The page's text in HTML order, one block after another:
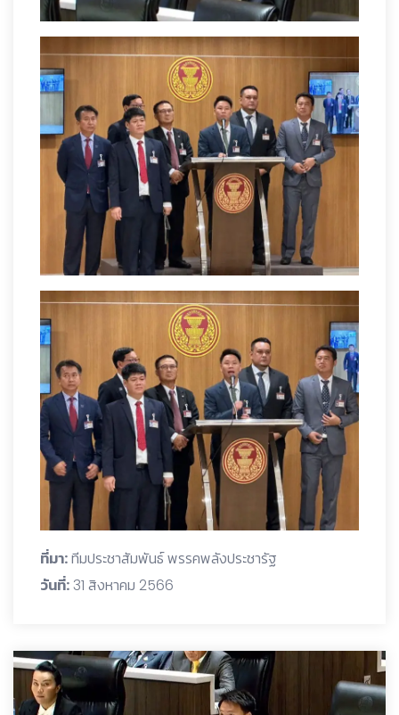
ที่มา:ทีมประชาสัมพันธ์ พรรคพลังประชารัฐ
วันที่:31 สิงหาคม 2566